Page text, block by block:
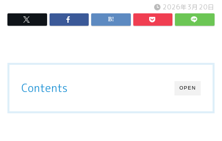
2026年3月20日
OPEN
Contents